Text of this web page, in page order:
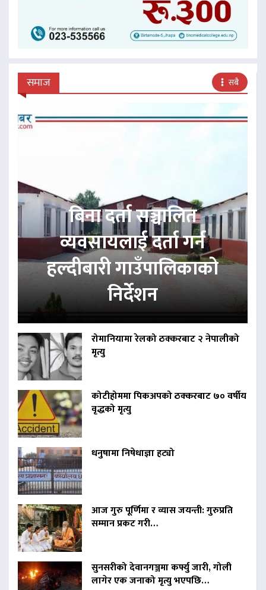
समाज सबै
बिना दर्ता सञ्चालित
व्यवसायलाई दर्ता गर्न
हल्दीबारी गाउँपालिकाको
निर्देशन
रोमानियामा रेलको ठक्करबाट २ नेपालीको
मृत्यु
कोटीहोममा पिकअपको ठक्करबाट ७० वर्षीय
वृद्धको मृत्यु
धनुषामा निषेधाज्ञा हट्यो
आज गुरु पूर्णिमा र व्यास जयन्ती: गुरुप्रति
सम्मान प्रकट गरी…
सुनसरीको देवानगञ्जमा कर्फ्यु जारी, गोली
लागेर एक जनाको मृत्यु भएपछि…